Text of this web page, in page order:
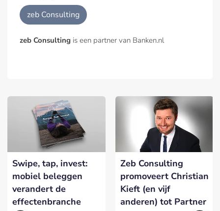
zeb Consulting
zeb Consulting is een partner van Banken.nl
Swipe, tap, invest:
mobiel beleggen
verandert de
effectenbranche
Zeb Consulting
promoveert Christian
Kieft (en vijf
anderen) tot Partner